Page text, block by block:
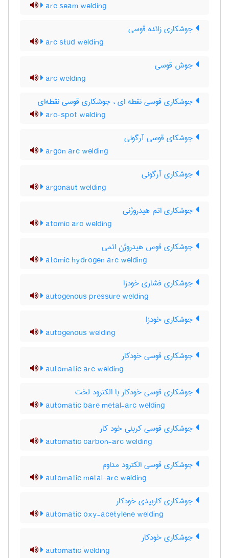
arc seam welding
جوشکاری زائده قوسی
arc stud welding
جوش قوسی
arc welding
جوشکاری قوسی نقطه ای ، جوشکاری قوسی نقطه‌ای
arc-spot welding
جوشکای قوسی آرگونی
argon arc welding
جوشکاری آرگونی
argonaut welding
جوشکاری اتم هیدروژنی
atomic arc welding
جوشکاری قوس هیدروژن اتمی
atomic hydrogen arc welding
جوشکاری فشاری خودزا
autogenous pressure welding
جوشکاری خودزا
autogenous welding
جوشکاری قوسی خودکار
automatic arc welding
جوشکاری قوسی خودکار با الکترود لخت
automatic bare metal-arc welding
جوشکاری قوسی کربنی خود کار
automatic carbon-arc welding
جوشکاری قوسی الکترود مداوم
automatic metal-arc welding
جوشکاری کاربیدی خودکار
automatic oxy-acetylene welding
جوشکاری خودکار
automatic welding